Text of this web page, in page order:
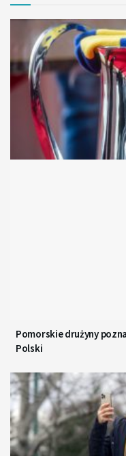
Pomorskie drużyny
Polski